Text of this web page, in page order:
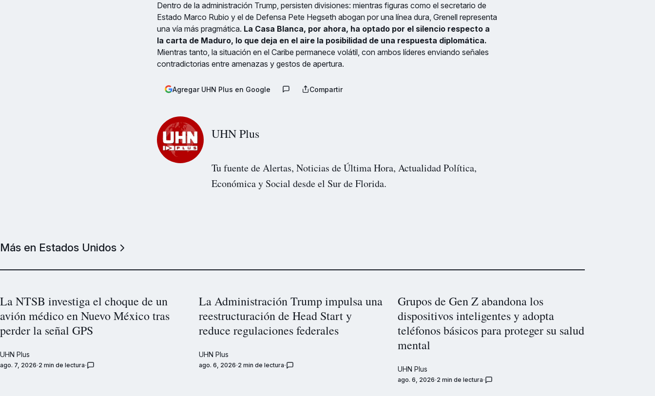
Dentro de la administración Trump, persisten divisiones: mientras figuras como el secretario de
Estado Marco Rubio y el de Defensa Pete Hegseth abogan por una línea dura, Grenell representa
una vía más pragmática. La Casa Blanca, por ahora, ha optado por el silencio respecto a
la carta de Maduro, lo que deja en el aire la posibilidad de una respuesta diplomática.
Mientras tanto, la situación en el Caribe permanece volátil, con ambos líderes enviando señales
contradictorias entre amenazas y gestos de apertura.
Agregar UHN Plus en Google Compartir
UHN Plus
Tu fuente de Alertas, Noticias de Última Hora, Actualidad Política,
Económica y Social desde el Sur de Florida.
Más en Estados Unidos
La NTSB investiga el choque de un
avión médico en Nuevo México tras
perder la señal GPS
UHN Plus
ago. 7, 2026 2 min de lectura
La Administración Trump impulsa una
reestructuración de Head Start y
reduce regulaciones federales
UHN Plus
ago. 6, 2026 2 min de lectura
Grupos de Gen Z abandona los
dispositivos inteligentes y adopta
teléfonos básicos para proteger su salud
mental
UHN Plus
ago. 6, 2026 2 min de lectura